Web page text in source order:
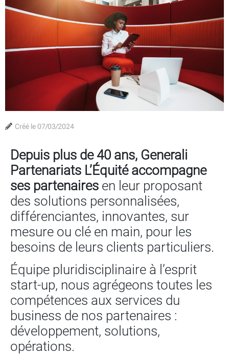
Créé le 07/03/2024
Depuis plus de 40 ans, Generali
Partenariats L’Équité accompagne
ses partenaires en leur proposant
des solutions personnalisées,
différenciantes, innovantes, sur
mesure ou clé en main, pour les
besoins de leurs clients particuliers.
Équipe pluridisciplinaire à l’esprit
start-up, nous agrégeons toutes les
compétences aux services du
business de nos partenaires :
développement, solutions,
opérations.